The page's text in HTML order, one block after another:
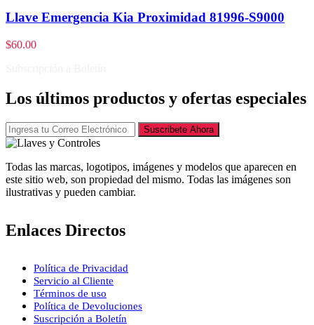
Llave Emergencia Kia Proximidad 81996-S9000
$60.00
Los últimos productos y ofertas especiales
Suscribete Ahora
Todas las marcas, logotipos, imágenes y modelos que aparecen en
este sitio web, son propiedad del mismo. Todas las imágenes son
ilustrativas y pueden cambiar.
Enlaces Directos
Política de Privacidad
Servicio al Cliente
Términos de uso
Política de Devoluciones
Suscripción a Boletín